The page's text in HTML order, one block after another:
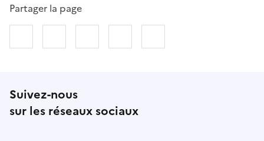
Partager la page
Suivez-nous
sur les réseaux sociaux